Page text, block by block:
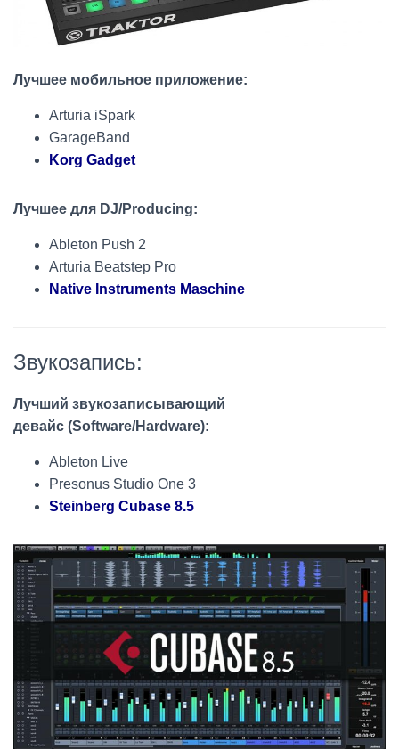
Лучшее мобильное приложение:
Arturia iSpark
GarageBand
Korg Gadget
Лучшее для DJ/Producing:
Ableton Push 2
Arturia Beatstep Pro
Native Instruments Maschine
Звукозапись:
Лучший звукозаписывающий
девайс (Software/Hardware):
Ableton Live
Presonus Studio One 3
Steinberg Cubase 8.5